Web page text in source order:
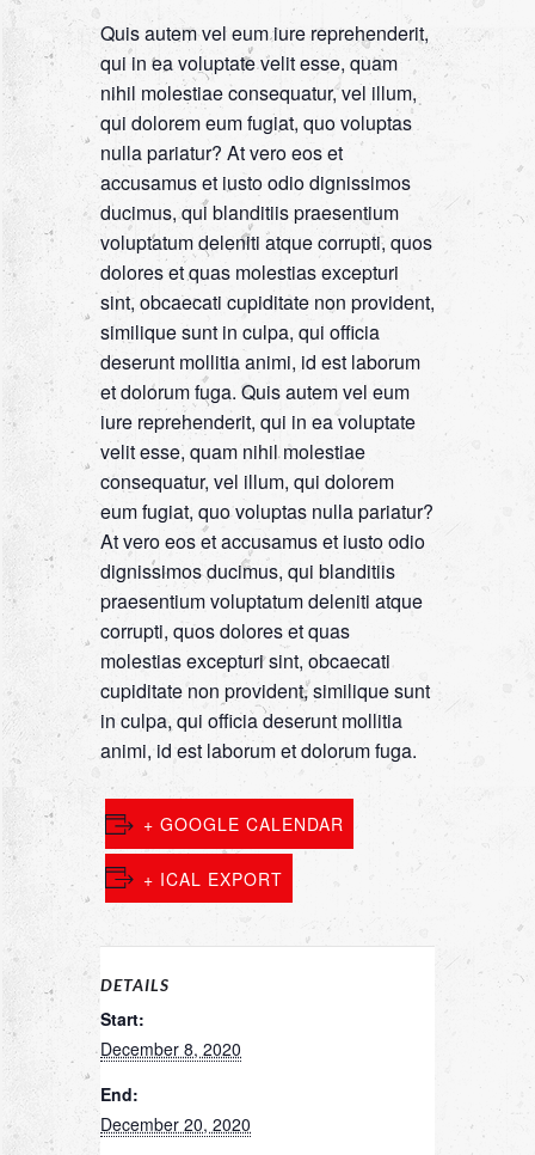
Quis autem vel eum iure reprehenderit,
qui in ea voluptate velit esse, quam
nihil molestiae consequatur, vel illum,
qui dolorem eum fugiat, quo voluptas
nulla pariatur? At vero eos et
accusamus et iusto odio dignissimos
ducimus, qui blanditiis praesentium
voluptatum deleniti atque corrupti, quos
dolores et quas molestias excepturi
sint, obcaecati cupiditate non provident,
similique sunt in culpa, qui officia
deserunt mollitia animi, id est laborum
et dolorum fuga. Quis autem vel eum
iure reprehenderit, qui in ea voluptate
velit esse, quam nihil molestiae
consequatur, vel illum, qui dolorem
eum fugiat, quo voluptas nulla pariatur?
At vero eos et accusamus et iusto odio
dignissimos ducimus, qui blanditiis
praesentium voluptatum deleniti atque
corrupti, quos dolores et quas
molestias excepturi sint, obcaecati
cupiditate non provident, similique sunt
in culpa, qui officia deserunt mollitia
animi, id est laborum et dolorum fuga.
+ GOOGLE CALENDAR
+ ICAL EXPORT
DETAILS
Start:
December 8, 2020
End:
December 20, 2020